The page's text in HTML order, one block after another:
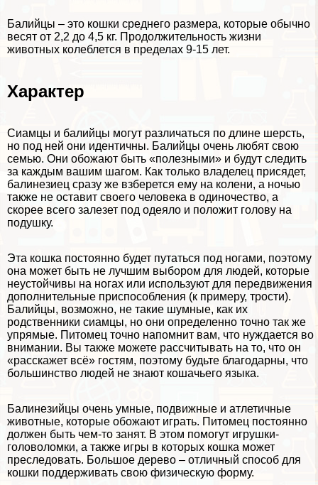
Балийцы – это кошки среднего размера, которые обычно
весят от 2,2 до 4,5 кг. Продолжительность жизни
животных колeблется в пределах 9-15 лет.
Хаpaктер
Сиамцы и балийцы могут различаться по длине шерсть,
но под ней они идентичны. Балийцы очень любят свою
семью. Они обожают быть «полезными» и будут следить
за каждым вашим шагом. Как только владелец присядет,
балинезиец сразу же взберется ему на колени, а ночью
также не оставит своего человека в одиночество, а
скорее всего залезет под одеяло и положит голову на
подушку.
Эта кошка постоянно будет путаться под ногами, поэтому
она может быть не лучшим выбором для людей, которые
неустойчивы на ногах или используют для передвижения
дополнительные приспособления (к примеру, трости).
Балийцы, возможно, не такие шумные, как их
родственники сиамцы, но они определенно точно так же
упрямые. Питомец точно напомнит вам, что нуждается во
внимании. Вы также можете рассчитывать на то, что он
«расскажет всё» гостям, поэтому будьте благодарны, что
большинство людей не знают кошачьего языка.
Балинезийцы очень умные, подвижные и атлетичные
животные, которые обожают играть. Питомец постоянно
должен быть чем-то занят. В этом помогут игрушки-
головоломки, а также игры в которых кошка может
преследовать. Большое дерево – отличный способ для
кошки поддерживать свою физическую форму.